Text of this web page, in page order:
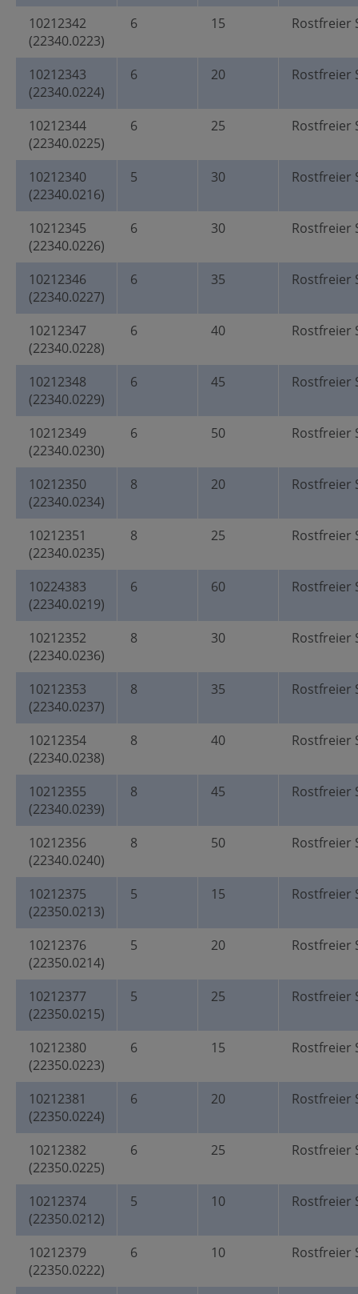
10212342
(22340.0223)
6 15 Rostfreier
10212343
(22340.0224)
6 20 Rostfreier
10212344
(22340.0225)
6 25 Rostfreier
10212340
(22340.0216)
5 30 Rostfreier
10212345
(22340.0226)
6 30 Rostfreier
10212346
(22340.0227)
6 35 Rostfreier
10212347
(22340.0228)
6 40 Rostfreier
10212348
(22340.0229)
6 45 Rostfreier
10212349
(22340.0230)
6 50 Rostfreier
10212350
(22340.0234)
8 20 Rostfreier
10212351
(22340.0235)
8 25 Rostfreier
10224383
(22340.0219)
6 60 Rostfreier
10212352
(22340.0236)
8 30 Rostfreier
10212353
(22340.0237)
8 35 Rostfreier
10212354
(22340.0238)
8 40 Rostfreier
10212355
(22340.0239)
8 45 Rostfreier
10212356
(22340.0240)
8 50 Rostfreier
10212375
(22350.0213)
5 15 Rostfreier
10212376
(22350.0214)
5 20 Rostfreier
10212377
(22350.0215)
5 25 Rostfreier
10212380
(22350.0223)
6 15 Rostfreier
10212381
(22350.0224)
6 20 Rostfreier
10212382
(22350.0225)
6 25 Rostfreier
10212374
(22350.0212)
5 10 Rostfreier
10212379
(22350.0222)
6 10 Rostfreier